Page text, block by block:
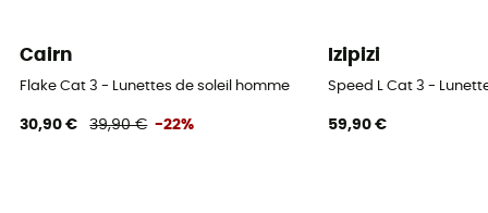
Cairn
Flake Cat 3 - Lunettes de soleil homme
30,90 € 39,90 € -22%
Izipizi
Speed L Cat 3 -
59,90 €